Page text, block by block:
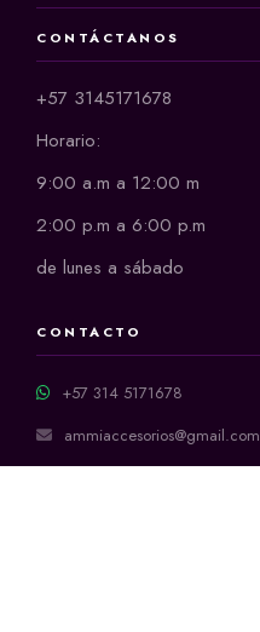
CONTÁCTANOS
+57 3145171678
Horario:
9:00 a.m a 12:00 m
2:00 p.m a 6:00 p.m
de lunes a sábado
CONTACTO
+57 314 5171678
ammiaccesorios@gmail.com